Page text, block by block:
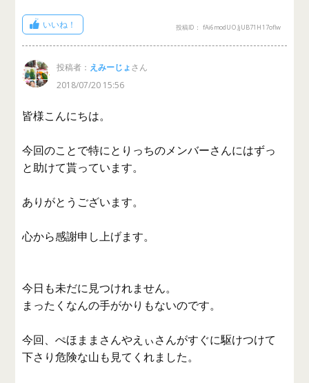
いいね！ 投稿ID： fAi6modUOJjUB71H17oflw
投稿者： えみーじょさん
2018/07/20 15:56
皆様こんにちは。
今回のことで特にとりっちのメンバーさんにはずっ
と助けて貰っています。
ありがとうございます。
心から感謝申し上げます。
今日も未だに見つけれません。
まったくなんの手がかりもないのです。
今回、ぺほままさんやえぃさんがすぐに駆けつけて
下さり危険な山も見てくれました。